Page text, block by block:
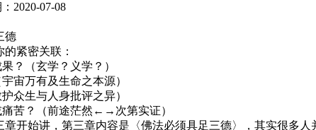
：2020-07-08
德
紧密关联：
（玄学？义学？）
万有及生命之本源）
生与人身批评之异）
苦？（前途茫然←→次第实证）
始讲，第三章内容是〈佛法必须具足三德〉，其实很多人